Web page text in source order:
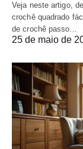
Veja neste artigo,
crochê quadrado
de crochê passo…
25 de maio de